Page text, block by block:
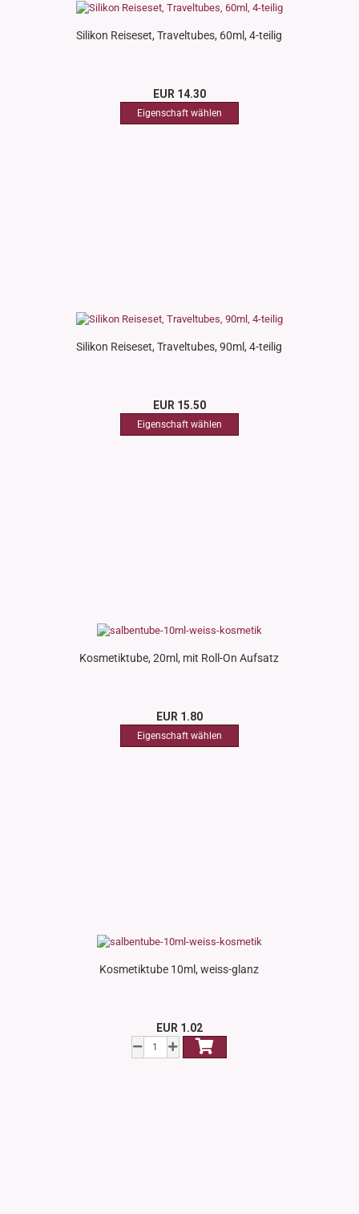
Silikon Reiseset, Traveltubes, 60ml, 4-teilig
EUR 14.30
Silikon Reiseset, Traveltubes, 90ml, 4-teilig
EUR 15.50
Kosmetiktube, 20ml, mit Roll-On Aufsatz
EUR 1.80
Kosmetiktube 10ml, weiss-glanz
EUR 1.02